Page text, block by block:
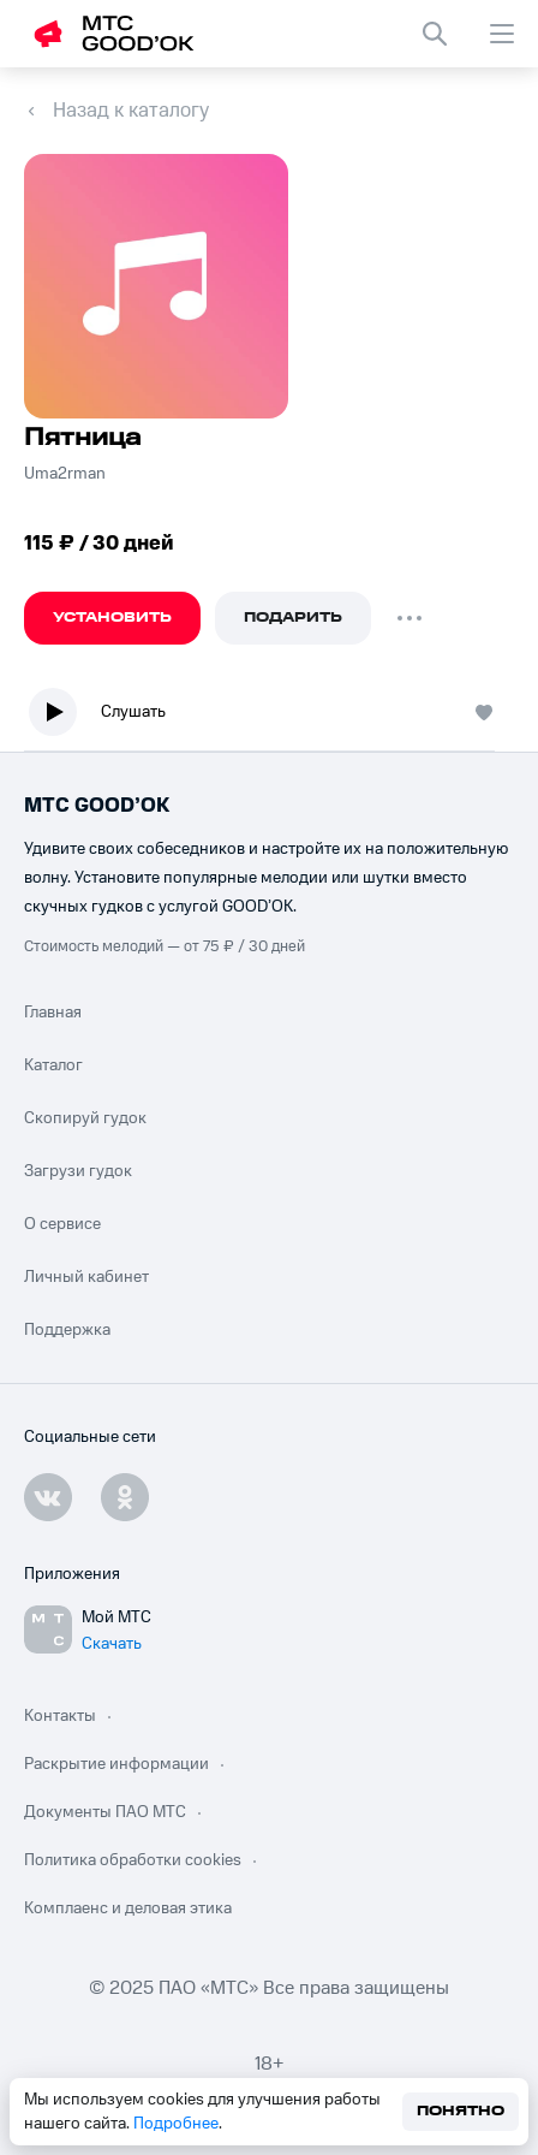
Назад к каталогу
Пятница
Uma2rman
115 ₽ / 30 дней
УСТАНОВИТЬ ПОДАРИТЬ
Слушать
Мы используем cookies для улучшения работы
нашего сайта. Подробнее.
ПОНЯТНО
МТС GOOD’OK
Удивите своих собеседников и настройте их на положительную
волну. Установите популярные мелодии или шутки вместо
скучных гудков с услугой GOOD’OK.
Стоимость мелодий — от 75 ₽ / 30 дней
Главная
Каталог
Скопируй гудок
Загрузи гудок
О сервисе
Личный кабинет
Поддержка
Социальные сети
Приложения
Мой МТС
Скачать
Контакты
Раскрытие информации
Документы ПАО МТС
Политика обработки cookies
Комплаенс и деловая этика
© 2025 ПАО «МТС» Все права защищены
18+